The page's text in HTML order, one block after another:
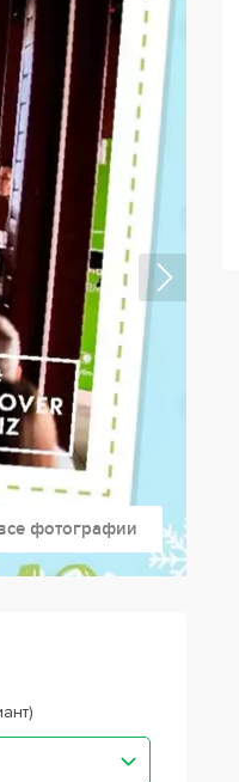
фотографии